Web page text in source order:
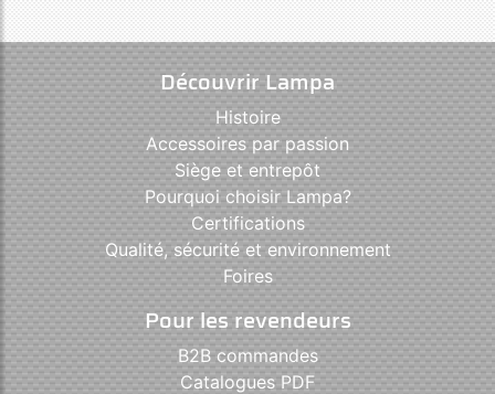
Découvrir Lampa
Histoire
Accessoires par passion
Siège et entrepôt
Pourquoi choisir Lampa?
Certifications
Qualité, sécurité et environnement
Foires
Pour les revendeurs
B2B commandes
Catalogues PDF